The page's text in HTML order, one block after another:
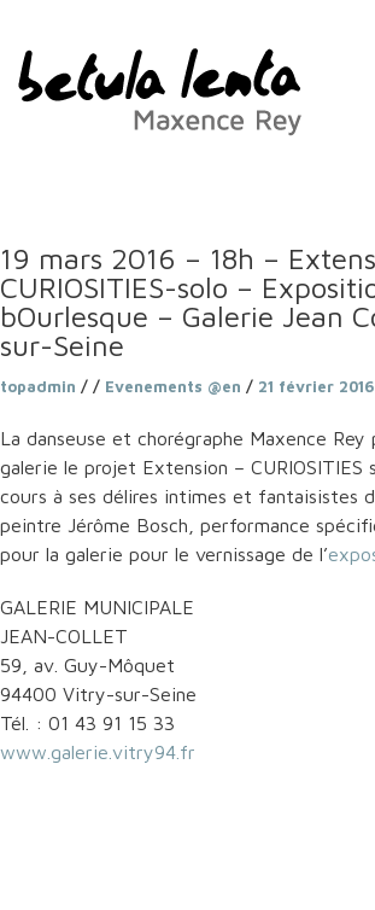
19 mars 2016 – 18h –
CURIOSITIES-solo –
bOurlesque – Galerie Jean
sur-Seine
topadmin / / Evenements @en / 21 février 2016
La danseuse et chorégraphe Maxence Rey
galerie le projet Extension – CURIOSITIES
cours à ses délires intimes et fantaisistes
peintre Jérôme Bosch, performance
pour la galerie pour le vernissage de l’
GALERIE MUNICIPALE
JEAN-COLLET
59, av. Guy-Môquet
94400 Vitry-sur-Seine
Tél. : 01 43 91 15 33
www.galerie.vitry94.fr